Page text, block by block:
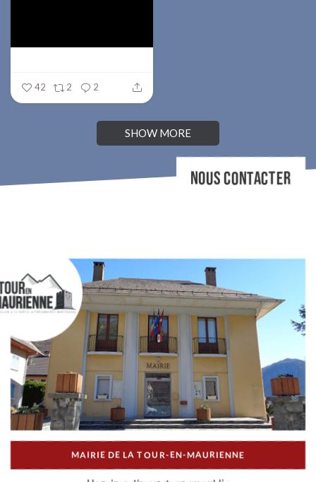
42 2 2
SHOW MORE
NOUS CONTACTER
MAIRIE DE LA TOUR-EN-MAURIENNE